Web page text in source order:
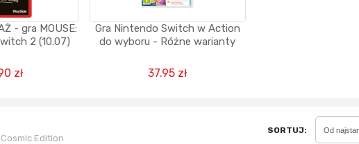
- gra MOUSE:
2 (10.07)
zł
Gra Nintendo Switch w Action
do wyboru - Różne warianty
37.95 zł
Edition
SORTUJ: Od
Sferis - czemu